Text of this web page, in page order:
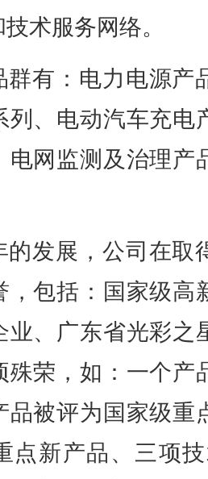
术服务网络。
群有：电力电源产
列、电动汽车充电
电网监测及治理产
的发展，公司在取
，包括：国家级高
业、广东省光彩之
殊荣，如：一个产
品被评为国家级重
点新产品、三项